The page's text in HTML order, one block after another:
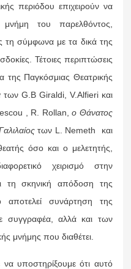
περιόδου επιχειρούν να
του παρελθόντος,
τη σύμφωνα με τα δικά της
Τέτοιες περιπτώσεις
της Παγκόσμιας Θεατρικής
των G.B Giraldi, V.Alfieri και
, R. Rollan, ο Θάνατος
των L. Nemeth και
όσο και ο μελετητής,
χειρισμό στην
τη σκηνική απόδοση της
συνάρτηση της
συγγραφέα, αλλά και των
μνήμης που διαθέτει.
υποστηρίξουμε ότι αυτό